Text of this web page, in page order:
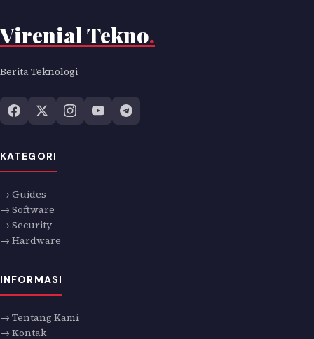
Virenial Tekno.
Berita Teknologi
KATEGORI
→ Guides
→ Software
→ Security
→ Hardware
INFORMASI
→ Tentang Kami
→ Kontak